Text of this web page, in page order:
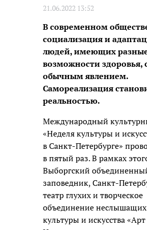
21.06.2022 13:52
В современном
социализация и
людей, имеющих
возможности здоровья,
обычным явлением.
Самореализация
реальностью.
Международный
«Неделя культуры и
в Санкт-Петербурге»
в пятый раз. В рамках
Выборгский
заповедник, Санкт-
театр глухих и творческое
объединение неслышащих
культуры и искусства «Арт